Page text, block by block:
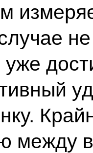
между